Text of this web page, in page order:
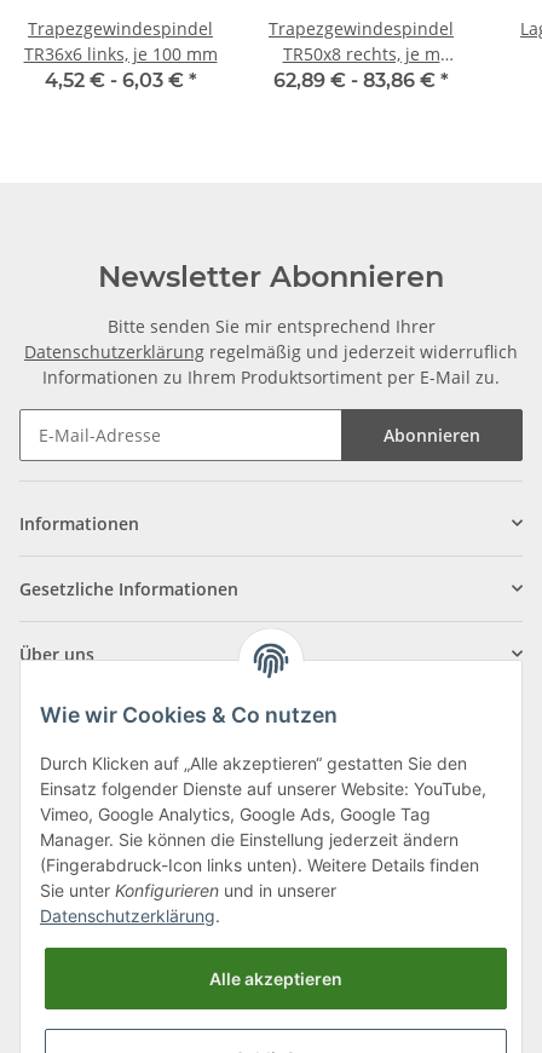
Trapezgewindespindel
TR36x6 links, je 100 mm
4,52 € - 6,03 € *
Trapezgewindespindel
TR50x8 rechts, je m
±2mm
62,89 € - 83,86 € *
Newsletter Abonnieren
Bitte senden Sie mir entsprechend Ihrer
Datenschutzerklärung regelmäßig und jederzeit widerruflich
Informationen zu Ihrem Produktsortiment per E-Mail zu.
Abonnieren
Informationen
Gesetzliche Informationen
Über uns
Klagenfurter Straße 29
9556 Liebenfels
Montag bis Donnerstag: 8:00 bis 16:30 Uhr
Freitag: 8:00 bis 12:00 Uhr
Tel.:0043 (0) 4262 50900
office@cncshop.at
Wie wir Cookies & Co nutzen
Durch Klicken auf „Alle akzeptieren“ gestatten Sie den
Einsatz folgender Dienste auf unserer Website: YouTube,
Vimeo, Google Analytics, Google Ads, Google Tag
Manager. Sie können die Einstellung jederzeit ändern
(Fingerabdruck-Icon links unten). Weitere Details finden
Sie unter Konfigurieren und in unserer
Datenschutzerklärung.
Alle akzeptieren